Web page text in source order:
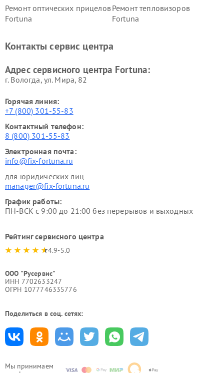
Мы принимаем
Ремонт оптических прицелов
Fortuna
Ремонт тепловизоров
Fortuna
Контакты сервис центра
Адрес сервисного центра Fortuna:
г. Вологда, ул. Мира, 82
Горячая линия:
+7 (800) 301-55-83
Контактный телефон:
8 (800) 301-55-83
Электронная почта:
info@fix-fortuna.ru
для юридических лиц
manager@fix-fortuna.ru
График работы:
ПН-ВСК с 9:00 до 21:00 без перерывов и выходных
Рейтинг сервисного центра
4.9-5.0
ООО "Русервис"
ИНН 7702633247
ОГРН 1077746335776
Поделиться в соц. сетях: